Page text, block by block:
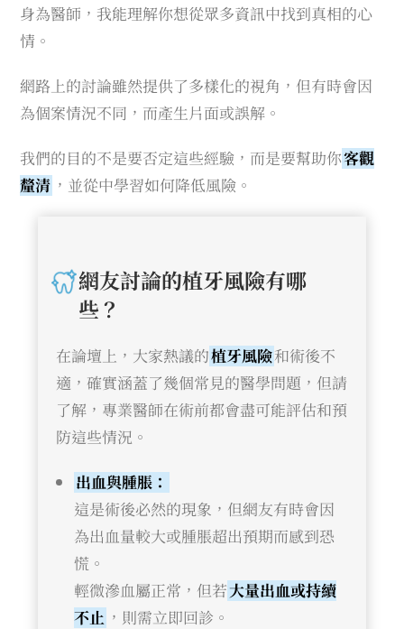
身為醫師，我能理解你想從眾多資訊中找到真相的心
情。
網路上的討論雖然提供了多樣化的視角，但有時會因
為個案情況不同，而產生片面或誤解。
我們的目的不是要否定這些經驗，而是要幫助你客觀
釐清 ，並從中學習如何降低風險。
網友討論的植牙風險有哪
些？
在論壇上，大家熱議的植牙風險和術後不
適，確實涵蓋了幾個常見的醫學問題，但請
了解，專業醫師在術前都會盡可能評估和預
防這些情況。
出血與腫脹：
這是術後必然的現象，但網友有時會因
為出血量較大或腫脹超出預期而感到恐
慌。
輕微滲血屬正常，但若大量出血或持續
不止 ，則需立即回診。